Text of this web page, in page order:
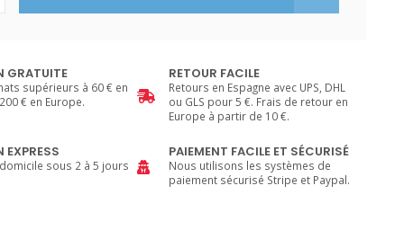
GRATUITE
supérieurs à 60 € en
€ en Europe.
RETOUR FACILE
Retours en Espagne avec UPS, DHL
ou GLS pour 5 €. Frais de retour en
Europe à partir de 10 €.
EXPRESS
sous 2 à 5 jours
PAIEMENT FACILE ET SÉCURISÉ
Nous utilisons les systèmes de
paiement sécurisé Stripe et Paypal.